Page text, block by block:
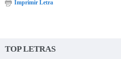
Imprimir Letra
TOP LETRAS